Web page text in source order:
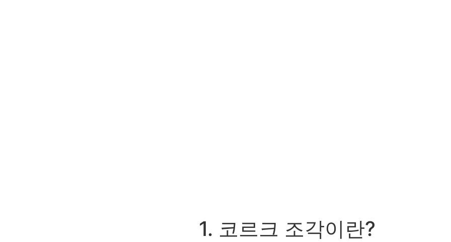
1. 코르크 조각이란?